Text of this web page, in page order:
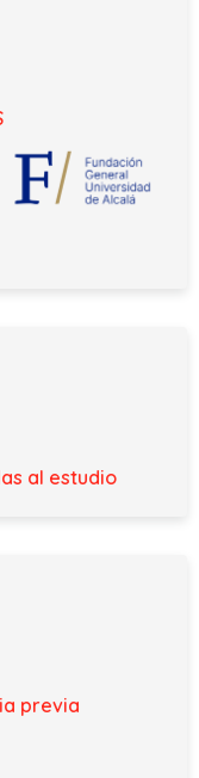
al estudio
previa